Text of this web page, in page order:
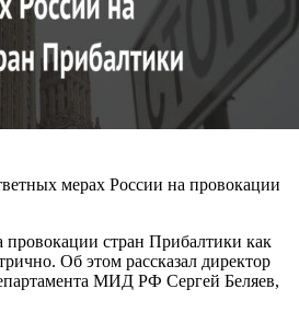
мерах России на провокации
провокации стран Прибалтики как
Об этом рассказал директор
МИД РФ Сергей Беляев,